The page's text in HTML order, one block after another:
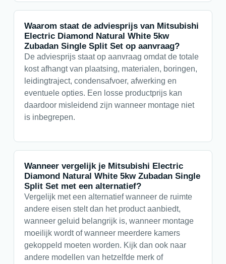
Waarom staat de adviesprijs van Mitsubishi
Electric Diamond Natural White 5kw
Zubadan Single Split Set op aanvraag?
De adviesprijs staat op aanvraag omdat de totale
kost afhangt van plaatsing, materialen, boringen,
leidingtraject, condensafvoer, afwerking en
eventuele opties. Een losse productprijs kan
daardoor misleidend zijn wanneer montage niet
is inbegrepen.
Wanneer vergelijk je Mitsubishi Electric
Diamond Natural White 5kw Zubadan Single
Split Set met een alternatief?
Vergelijk met een alternatief wanneer de ruimte
andere eisen stelt dan het product aanbiedt,
wanneer geluid belangrijk is, wanneer montage
moeilijk wordt of wanneer meerdere kamers
gekoppeld moeten worden. Kijk dan ook naar
andere modellen van hetzelfde merk of